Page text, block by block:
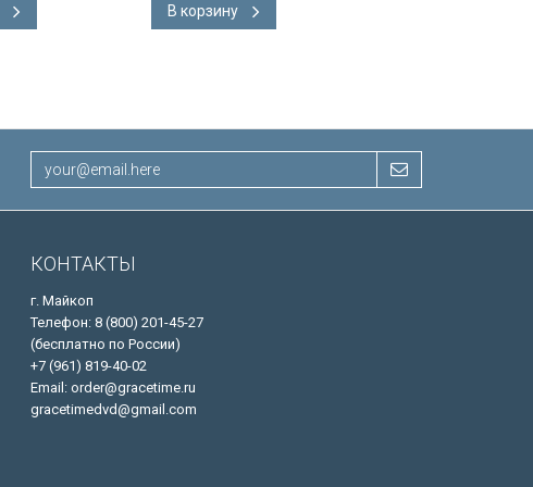
В корзину
КОНТАКТЫ
г. Майкоп
Телефон: 8 (800) 201-45-27
(бесплатно по России)
+7 (961) 819-40-02
Email: order@gracetime.ru
gracetimedvd@gmail.com